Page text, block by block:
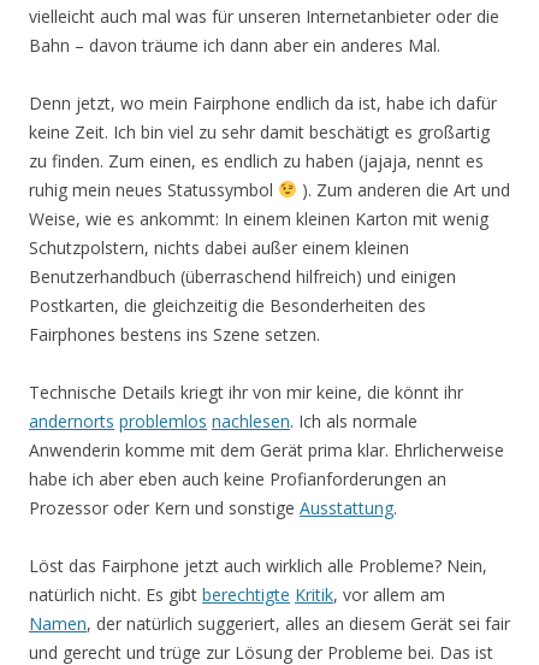
vielleicht auch mal was für unseren Internetanbieter oder die
Bahn – davon träume ich dann aber ein anderes Mal.
Denn jetzt, wo mein Fairphone endlich da ist, habe ich dafür
keine Zeit. Ich bin viel zu sehr damit beschätigt es großartig
zu finden. Zum einen, es endlich zu haben (jajaja, nennt es
ruhig mein neues Statussymbol
). Zum anderen die Art und
Weise, wie es ankommt: In einem kleinen Karton mit wenig
Schutzpolstern, nichts dabei außer einem kleinen
Benutzerhandbuch (überraschend hilfreich) und einigen
Postkarten, die gleichzeitig die Besonderheiten des
Fairphones bestens ins Szene setzen.
Technische Details kriegt ihr von mir keine, die könnt ihr
andernorts problemlos nachlesen. Ich als normale
Anwenderin komme mit dem Gerät prima klar. Ehrlicherweise
habe ich aber eben auch keine Profianforderungen an
Prozessor oder Kern und sonstige Ausstattung.
Löst das Fairphone jetzt auch wirklich alle Probleme? Nein,
natürlich nicht. Es gibt berechtigte Kritik, vor allem am
Namen, der natürlich suggeriert, alles an diesem Gerät sei fair
und gerecht und trüge zur Lösung der Probleme bei. Das ist